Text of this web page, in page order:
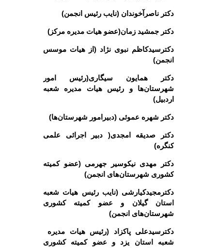
دکتر ناصرآخوندان (نایب رئیس انجمن)
دکتر جمشید زمان(عضو هیات مدیره مرکز)
دکترسیدکاظم نبوی نژاد (از هیات موسس
انجمن)
دکتر همایون سیگاری(رئیس امور
شهرستان‌ها و رئیس هیات مدیره شعبه
اردبیل)
دکتر شهره عموئی (دبیرامور شهرستان‌ها)
دکتر صدیقه امجدی( دبیر اجرائی علمی
کنگره)
دکتر مهدی نیکوسیر جهرمی (عضو کمیته
کشوری شهرستان‌های انجمن)
دکترمجیدکیارشی (نایب رئیس هیات شعبه
استان گیلان و عضو کمیته کشوری
شهرستان‌های انجمن)
دکترسیدعلی پاکزاد (رئیس هیات مدیره
شعبه استان یزد و عضو کمیته کشوری